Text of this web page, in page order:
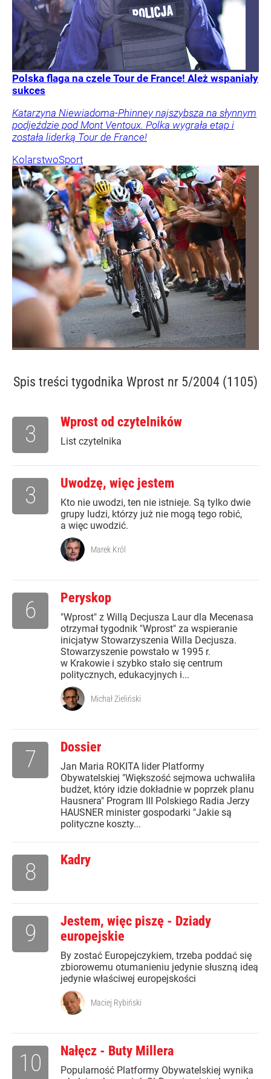
Polska flaga na czele Tour de France! Ależ wspaniały
sukces
Katarzyna Niewiadoma-Phinney najszybsza na słynnym
podjeździe pod Mont Ventoux. Polka wygrała etap i
została liderką Tour de France!
KolarstwoSport
Spis treści tygodnika Wprost nr 5/2004 (1105)
Wprost od czytelników
List czytelnika
3
Uwodzę, więc jestem
Kto nie uwodzi, ten nie istnieje. Są tylko dwie
grupy ludzi, którzy już nie mogą tego robić,
a więc uwodzić.
3
Marek Król
Peryskop
"Wprost" z Willą Decjusza Laur dla Mecenasa
otrzymał tygodnik "Wprost" za wspieranie
inicjatyw Stowarzyszenia Willa Decjusza.
Stowarzyszenie powstało w 1995 r.
w Krakowie i szybko stało się centrum
politycznych, edukacyjnych i...
6
Michał Zieliński
Dossier
Jan Maria ROKITA lider Platformy
Obywatelskiej "Większość sejmowa uchwaliła
budżet, który idzie dokładnie w poprzek planu
Hausnera" Program III Polskiego Radia Jerzy
HAUSNER minister gospodarki "Jakie są
polityczne koszty...
7
Kadry
8
Jestem, więc piszę - Dziady
europejskie
By zostać Europejczykiem, trzeba poddać się
zbiorowemu otumanieniu jedynie słuszną ideą
jedynie właściwej europejskości
9
Maciej Rybiński
Nałęcz - Buty Millera
Popularność Platformy Obywatelskiej wynika
10